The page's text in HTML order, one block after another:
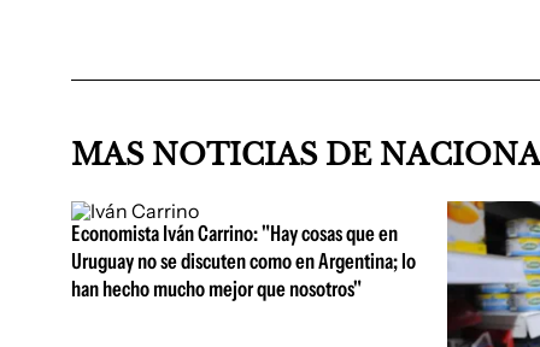
MAS NOTICIAS DE
Economista Iván Carrino: "Hay cosas que en
Uruguay no se discuten como en Argentina; lo
han hecho mucho mejor que nosotros"